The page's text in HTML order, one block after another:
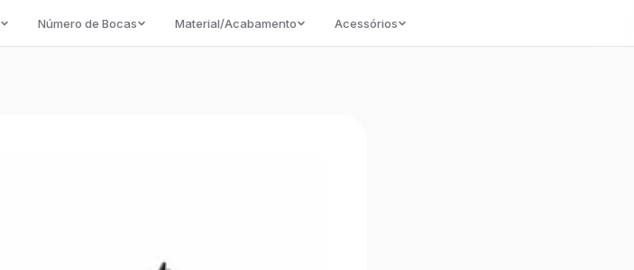
Número de Bocas Material/Acabamento Acessórios